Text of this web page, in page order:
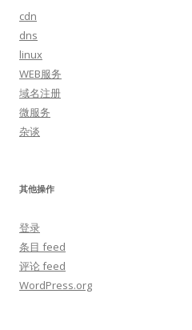
cdn
dns
linux
WEB服务
域名注册
微服务
杂谈
其他操作
登录
条目 feed
评论 feed
WordPress.org